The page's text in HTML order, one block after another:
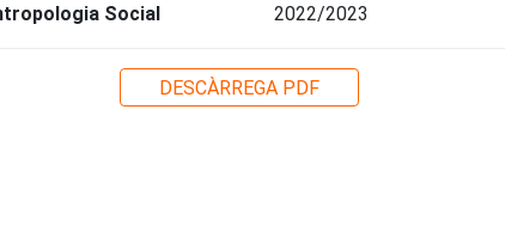
Social 2022/2023
DESCÀRREGA PDF